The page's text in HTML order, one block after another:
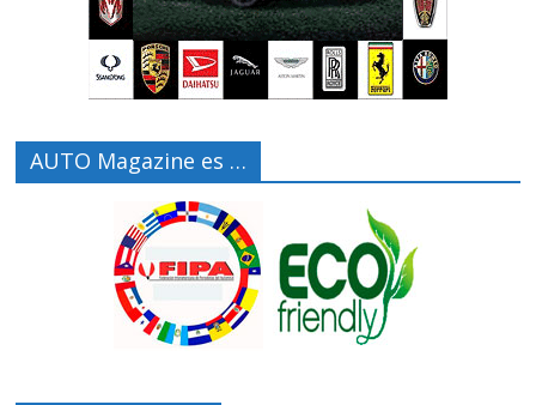
AUTO Magazine es …